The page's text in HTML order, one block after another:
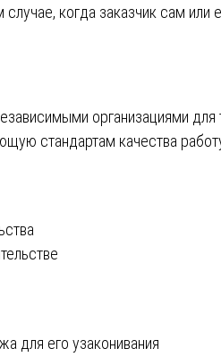
когда заказчик сам или
организациями для
стандартам качества
для его узаконивания